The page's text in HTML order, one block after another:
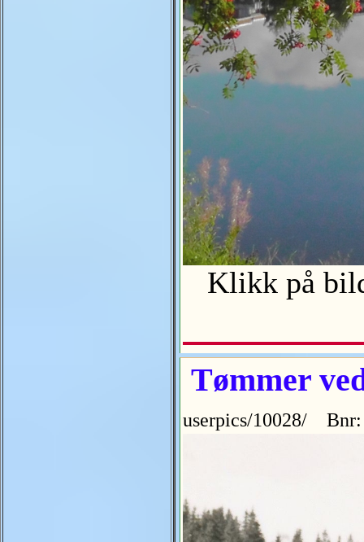
Klikk på
Tømmer
userpics/10028/ Bnr: